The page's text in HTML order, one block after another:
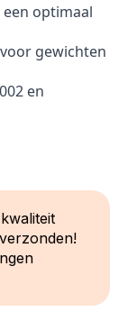
optimaal
gewichten
en